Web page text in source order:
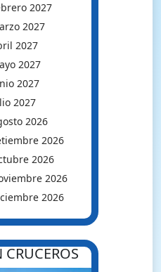
2027
2027
2027
2027
2027
2027
2026
2026
2026
2026
2026